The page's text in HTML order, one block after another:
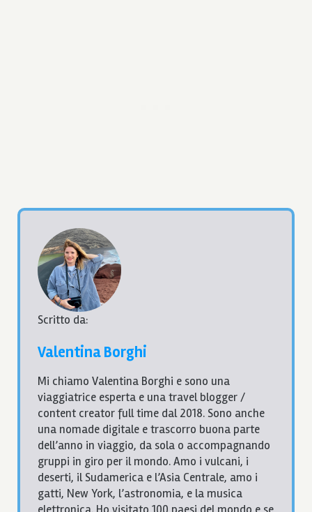
Scritto da:
Valentina Borghi
Mi chiamo Valentina Borghi e sono una
viaggiatrice esperta e una travel blogger /
content creator full time dal 2018. Sono anche
una nomade digitale e trascorro buona parte
dell’anno in viaggio, da sola o accompagnando
gruppi in giro per il mondo. Amo i vulcani, i
deserti, il Sudamerica e l’Asia Centrale, amo i
gatti, New York, l’astronomia, e la musica